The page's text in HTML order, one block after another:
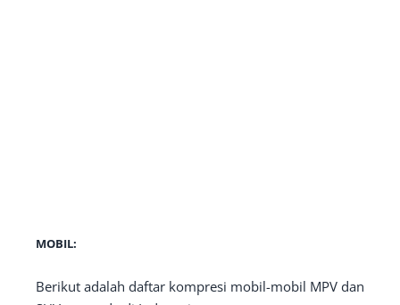
MOBIL:
Berikut adalah daftar kompresi mobil-mobil MPV dan